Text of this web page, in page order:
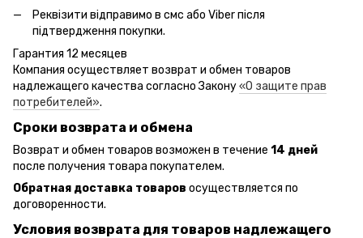
Реквізити відправимо в смс або Viber після
підтвердження покупки.
Гарантия 12 месяцев
Компания осуществляет возврат и обмен товаров
надлежащего качества согласно Закону«О защите прав
потребителей».
Сроки возврата и обмена
Возврат и обмен товаров возможен в течение 14 дней
после получения товара покупателем.
Обратная доставка товаров осуществляется по
договоренности.
Условия возврата для товаров надлежащего